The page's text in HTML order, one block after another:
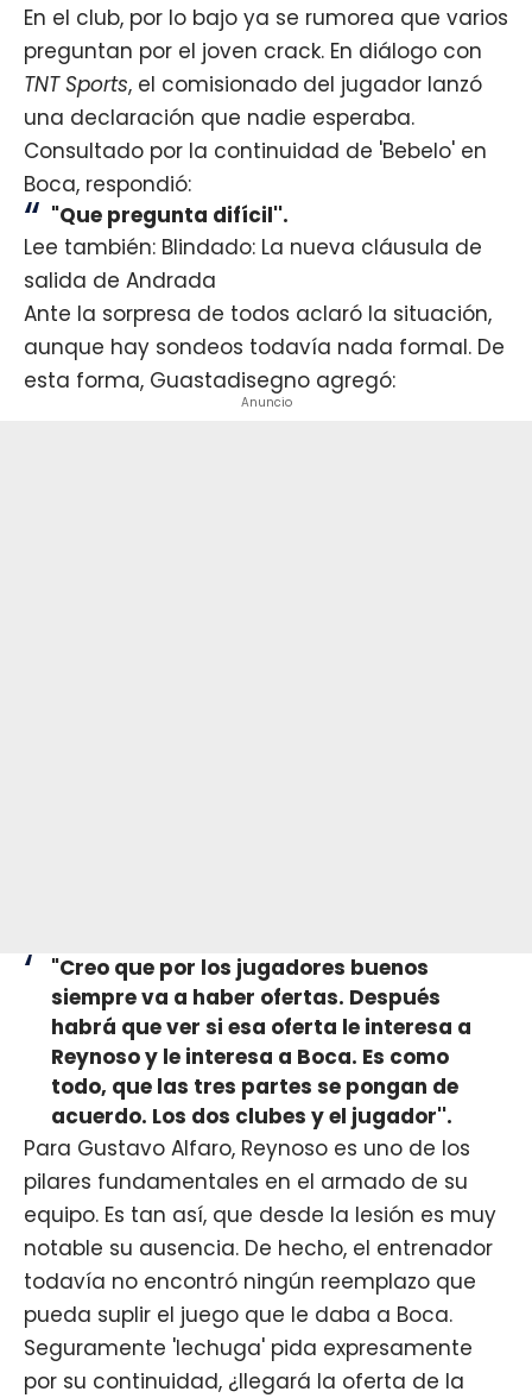
En el club, por lo bajo ya se rumorea que varios
preguntan por el joven crack. En diálogo con
TNT Sports, el comisionado del jugador lanzó
una declaración que nadie esperaba.
Consultado por la continuidad de 'Bebelo' en
Boca, respondió:
"Que pregunta difícil''.
Lee también: Blindado: La nueva cláusula de
salida de Andrada
Ante la sorpresa de todos aclaró la situación,
aunque hay sondeos todavía nada formal. De
esta forma, Guastadisegno agregó:
Anuncio
"Creo que por los jugadores buenos
siempre va a haber ofertas. Después
habrá que ver si esa oferta le interesa a
Reynoso y le interesa a Boca. Es como
todo, que las tres partes se pongan de
acuerdo. Los dos clubes y el jugador''.
Para Gustavo Alfaro, Reynoso es uno de los
pilares fundamentales en el armado de su
equipo. Es tan así, que desde la lesión es muy
notable su ausencia. De hecho, el entrenador
todavía no encontró ningún reemplazo que
pueda suplir el juego que le daba a Boca.
Seguramente 'lechuga' pida expresamente
por su continuidad, ¿llegará la oferta de la